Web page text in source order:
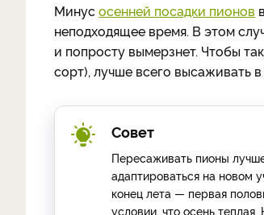
Минус осенней посадки пионов
неподходящее время. В этом
и попросту вымерзнет. Чтобы
сорт), лучше всего высаживать
Совет
Пересаживать пионы
адаптироваться на новом
конец лета — первая
условии, что осень